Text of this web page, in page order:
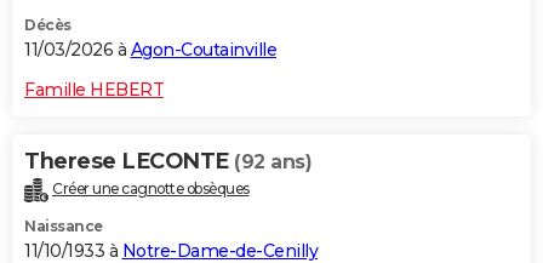
Décès
11/03/2026 à Agon-Coutainville
Famille HEBERT
Therese LECONTE (92 ans)
Créer une cagnotte obsèques
Naissance
11/10/1933 à Notre-Dame-de-Cenilly